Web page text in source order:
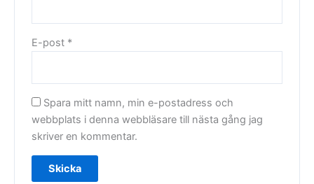
E-post *
Spara mitt namn, min e-postadress och
webbplats i denna webbläsare till nästa gång jag
skriver en kommentar.